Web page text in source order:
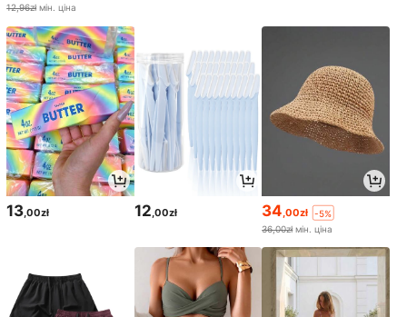
12,96zł мін. ціна
13,00zł 12,00zł 34,00zł
-5%
36,00zł мін. ціна